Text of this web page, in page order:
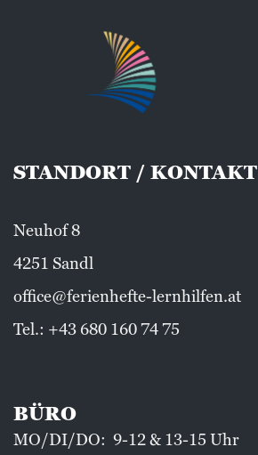
STANDORT / KONTAKT
Neuhof 8
4251 Sandl
office@ferienhefte-lernhilfen.at
Tel.: +43 680 160 74 75
BÜRO
MO/DI/DO: 9-12 & 13-15 Uhr